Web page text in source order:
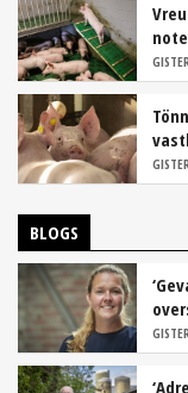
BLOGS